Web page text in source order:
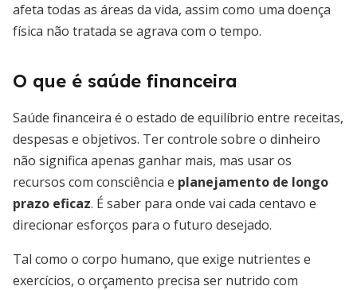
afeta todas as áreas da vida, assim como uma doença
física não tratada se agrava com o tempo.
O que é saúde financeira
Saúde financeira é o estado de equilíbrio entre receitas,
despesas e objetivos. Ter controle sobre o dinheiro
não significa apenas ganhar mais, mas usar os
recursos com consciência e planejamento de longo
prazo eficaz. É saber para onde vai cada centavo e
direcionar esforços para o futuro desejado.
Tal como o corpo humano, que exige nutrientes e
exercícios, o orçamento precisa ser nutrido com